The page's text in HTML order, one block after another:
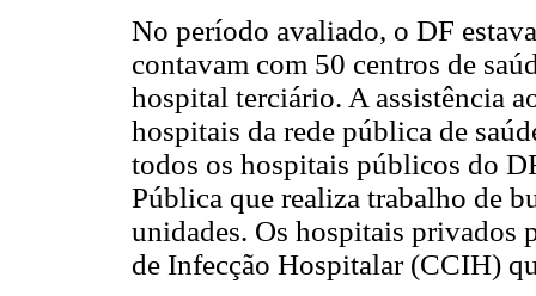
No período avaliado, o DF
contavam com 50 centros de
hospital terciário. A assistência
hospitais da rede pública de
todos os hospitais públicos do
Pública que realiza trabalho de
unidades. Os hospitais privados
de Infecção Hospitalar (CCIH)